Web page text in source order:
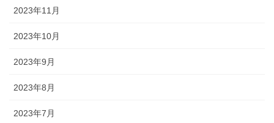
2023年11月
2023年10月
2023年9月
2023年8月
2023年7月